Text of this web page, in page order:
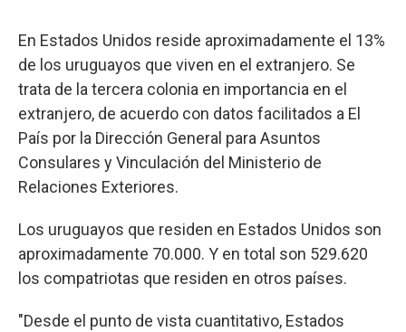
En Estados Unidos reside aproximadamente el 13%
de los uruguayos que viven en el extranjero. Se
trata de la tercera colonia en importancia en el
extranjero, de acuerdo con datos facilitados a El
País por la Dirección General para Asuntos
Consulares y Vinculación del Ministerio de
Relaciones Exteriores.
Los uruguayos que residen en Estados Unidos son
aproximadamente 70.000. Y en total son 529.620
los compatriotas que residen en otros países.
"Desde el punto de vista cuantitativo, Estados